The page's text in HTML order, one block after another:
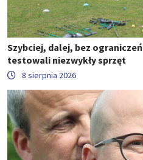
Szybciej, dalej, bez
testowali niezwykły sprzęt
8 sierpnia 2026